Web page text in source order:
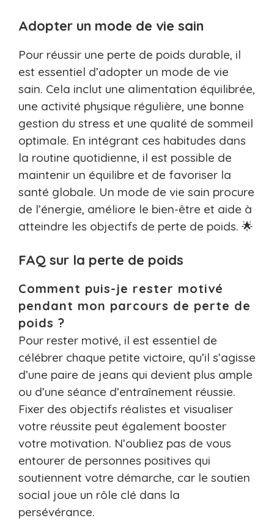
Adopter un mode de vie sain
Pour réussir une perte de poids durable, il
est essentiel d’adopter un mode de vie
sain. Cela inclut une alimentation équilibrée,
une activité physique régulière, une bonne
gestion du stress et une qualité de sommeil
optimale. En intégrant ces habitudes dans
la routine quotidienne, il est possible de
maintenir un équilibre et de favoriser la
santé globale. Un mode de vie sain procure
de l’énergie, améliore le bien-être et aide à
atteindre les objectifs de perte de poids. 🌟
FAQ sur la perte de poids
Comment puis-je rester motivé
pendant mon parcours de perte de
poids ?
Pour rester motivé, il est essentiel de
célébrer chaque petite victoire, qu’il s’agisse
d’une paire de jeans qui devient plus ample
ou d’une séance d’entraînement réussie.
Fixer des objectifs réalistes et visualiser
votre réussite peut également booster
votre motivation. N’oubliez pas de vous
entourer de personnes positives qui
soutiennent votre démarche, car le soutien
social joue un rôle clé dans la
persévérance.